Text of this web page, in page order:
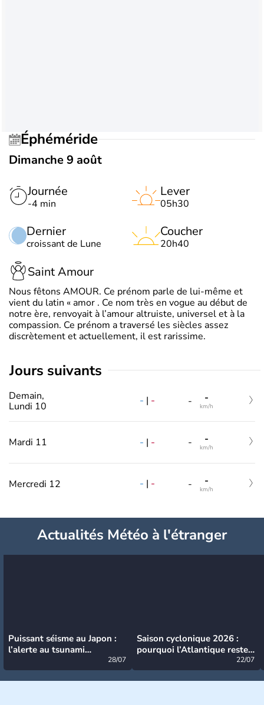
Éphéméride
Dimanche 9 août
Journée
-4 min
Dernier
croissant de Lune
Lever
05h30
Coucher
20h40
Saint Amour
Nous fêtons AMOUR. Ce prénom parle de lui-même et
vient du latin « amor . Ce nom très en vogue au début de
notre ère, renvoyait à l’amour altruiste, universel et à la
compassion. Ce prénom a traversé les siècles assez
discrètement et actuellement, il est rarissime.
jours suivants
Demain,
Lundi 10
- | - - -
km/h
Mardi 11 - | - - -
km/h
Mercredi 12 - | - - -
km/h
Actualités Météo à l'étranger
Puissant séisme au Japon :
l’alerte au tsunami
28/07
Saison cyclonique 2026 :
pourquoi l’Atlantique reste
22/07